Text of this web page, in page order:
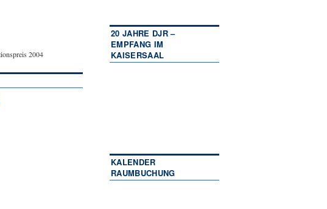
2004
20 JAHRE DJR –
EMPFANG IM
KAISERSAAL
KALENDER
RAUMBUCHUNG